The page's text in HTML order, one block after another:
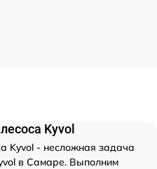
Kyvol
Kyvol - несложная задача
в Самаре. Выполним